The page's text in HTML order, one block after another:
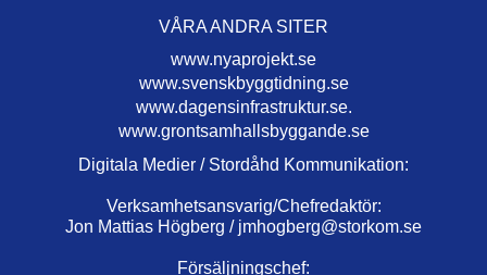
VÅRA ANDRA SITER
www.nyaprojekt.se
www.svenskbyggtidning.se
www.dagensinfrastruktur.se.
www.grontsamhallsbyggande.se
Digitala Medier / Stordåhd Kommunikation:
Verksamhetsansvarig/Chefredaktör:
Jon Mattias Högberg / jmhogberg@storkom.se
Försäljningschef: